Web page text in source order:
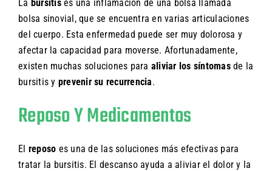
La bursitises una inflamación de una bolsa llamada
bolsa sinovial, que se encuentra en varias articulaciones
del cuerpo. Esta enfermedad puede ser muy dolorosa y
afectar la capacidad para moverse. Afortunadamente,
existen muchas soluciones para aliviar los síntomasde la
bursitis y prevenir su recurrencia.
Reposo Y Medicamentos
El reposo es una de las soluciones más efectivas para
tratar la bursitis. El descanso ayuda a aliviar el dolor y la